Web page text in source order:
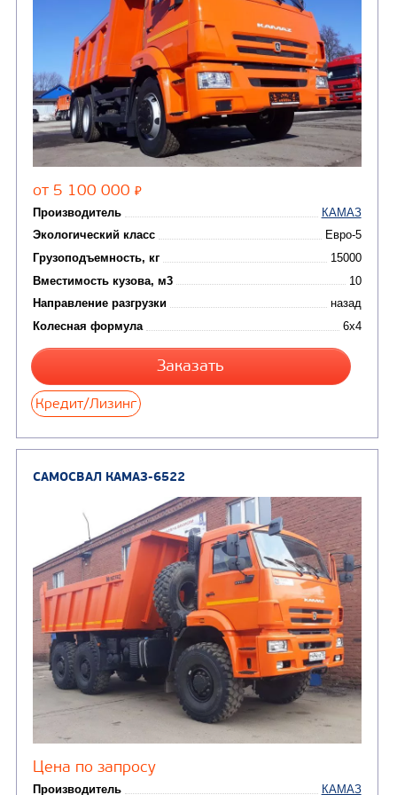
Автофургоны
Шасси(12)
АВТОБУСЫ
Вахтовые автобусы(3)
АВТОЦИСТЕРНЫ
Автотопливозаправщики
CHAMELEON (г. Егорьевск)
(7)
Автогудронаторы
Крано-
установки (КМУ)
КОММУНАЛЬНАЯ
ТЕХНИКА
Комбинированные
машины
Илососные машины
Каналопромывочные
Комбинированные
Мусоровозы(24)
САМОСВАЛ КАМАЗ-65115